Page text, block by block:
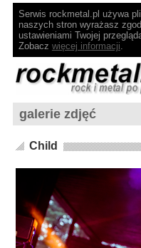
Serwis rockmetal.pl używa
naszych stron wyrażasz
ustawieniami Twojej
Zobacz więcej informacji.
galerie zdjęć
Child